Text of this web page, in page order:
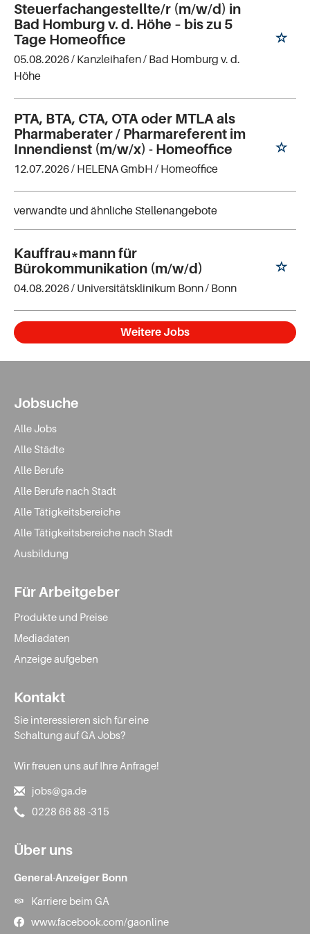
Steuerfachangestellte/r (m/w/d) in
Bad Homburg v. d. Höhe – bis zu 5
Tage Homeoffice
05.08.2026 / Kanzleihafen/ Bad Homburg v. d.
Höhe
PTA, BTA, CTA, OTA oder MTLA als
Pharmaberater / Pharmareferent im
Innendienst (m/w/x) - Homeoffice
12.07.2026 / HELENA GmbH / Homeoffice
verwandte und ähnliche Stellenangebote
Kauffrau*mann für
Bürokommunikation (m/w/d)
04.08.2026 / Universitätsklinikum Bonn/ Bonn
Weitere Jobs
Jobsuche
Alle Jobs
Alle Städte
Alle Berufe
Alle Berufe nach Stadt
Alle Tätigkeitsbereiche
Alle Tätigkeitsbereiche nach Stadt
Ausbildung
Für Arbeitgeber
Produkte und Preise
Mediadaten
Anzeige aufgeben
Kontakt
Sie interessieren sich für eine
Schaltung auf GA Jobs?
Wir freuen uns auf Ihre Anfrage!
jobs@ga.de
0228 66 88 -315
Über uns
General-Anzeiger Bonn
Karriere beim GA
www.facebook.com/gaonline